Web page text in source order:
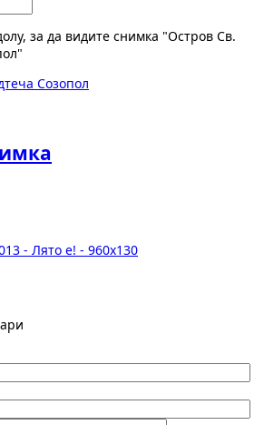
за да видите снимка "Остров Св.
Созопол